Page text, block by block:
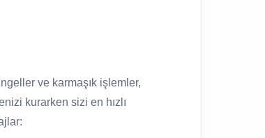
ve karmaşık işlemler,
kurarken sizi en hızlı